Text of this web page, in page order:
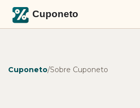
Cuponeto/Sobre Cuponeto